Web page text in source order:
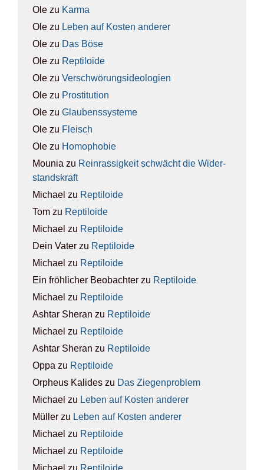
Ole zu Kar­ma
Ole zu Leben auf Kos­ten ande­rer
Ole zu Das Böse
Ole zu Rep­ti­lo­ide
Ole zu Ver­schwö­rungs­ideo­lo­gien
Ole zu Pro­sti­tu­ti­on
Ole zu Glau­bens­sys­te­me
Ole zu Fleisch
Ole zu Homo­pho­bie
Mounia zu Rein­ras­sig­keit schwächt die Wider­
stands­kraft
Michael zu Rep­ti­lo­ide
Tom zu Rep­ti­lo­ide
Michael zu Rep­ti­lo­ide
Dein Vater zu Rep­ti­lo­ide
Michael zu Rep­ti­lo­ide
Ein fröhlicher Beobachter zu Rep­ti­lo­ide
Michael zu Rep­ti­lo­ide
Ashtar Sheran zu Rep­ti­lo­ide
Michael zu Rep­ti­lo­ide
Ashtar Sheran zu Rep­ti­lo­ide
Oppa zu Rep­ti­lo­ide
Orpheus Kalides zu Das Zie­gen­pro­blem
Michael zu Leben auf Kos­ten ande­rer
Müller zu Leben auf Kos­ten ande­rer
Michael zu Rep­ti­lo­ide
Michael zu Rep­ti­lo­ide
Michael zu Rep­ti­lo­ide